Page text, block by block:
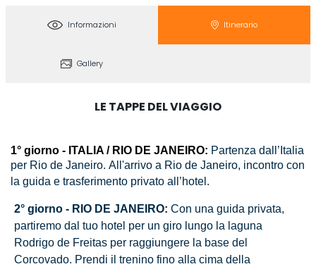
Informazioni Itinerario
Gallery
LE TAPPE DEL VIAGGIO
1° giorno - ITALIA / RIO DE JANEIRO: Partenza dall’Italia
per Rio de Janeiro. All'arrivo a Rio de Janeiro, incontro con
la guida e trasferimento privato all’hotel.
2° giorno - RIO DE JANEIRO: Con una guida privata,
partiremo dal tuo hotel per un giro lungo la laguna
Rodrigo de Freitas per raggiungere la base del
Corcovado. Prendi il trenino fino alla cima della